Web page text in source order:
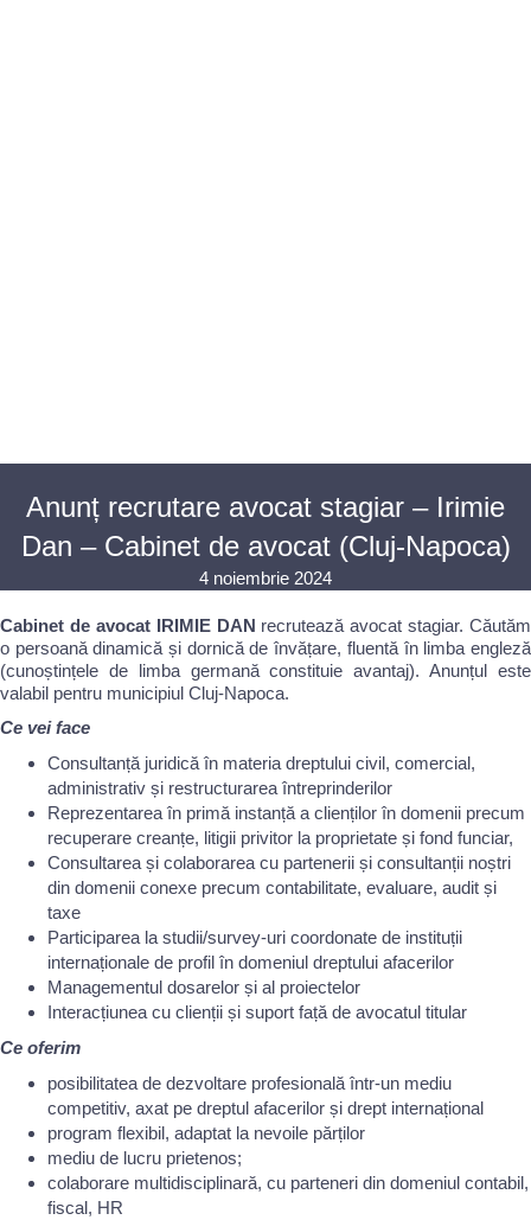
Anunț recrutare avocat stagiar – Irimie
Dan – Cabinet de avocat (Cluj-Napoca)
4 noiembrie 2024
Cabinet de avocat IRIMIE DAN recrutează avocat stagiar. Căutăm
o persoană dinamică și dornică de învățare, fluentă în limba engleză
(cunoștințele de limba germană constituie avantaj). Anunțul este
valabil pentru municipiul Cluj-Napoca.
Ce vei face
Consultanță juridică în materia dreptului civil, comercial,
administrativ și restructurarea întreprinderilor
Reprezentarea în primă instanță a clienților în domenii precum
recuperare creanțe, litigii privitor la proprietate și fond funciar,
Consultarea și colaborarea cu partenerii și consultanții noștri
din domenii conexe precum contabilitate, evaluare, audit și
taxe
Participarea la studii/survey-uri coordonate de instituții
internaționale de profil în domeniul dreptului afacerilor
Managementul dosarelor și al proiectelor
Interacțiunea cu clienții și suport față de avocatul titular
Ce oferim
posibilitatea de dezvoltare profesională într-un mediu
competitiv, axat pe dreptul afacerilor și drept internațional
program flexibil, adaptat la nevoile părților
mediu de lucru prietenos;
colaborare multidisciplinară, cu parteneri din domeniul contabil,
fiscal, HR